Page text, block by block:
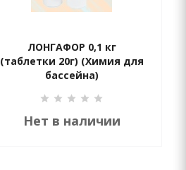
ЛОНГАФОР 0,1 кг
(таблетки 20г) (Химия для
бассейна)
Нет в наличии